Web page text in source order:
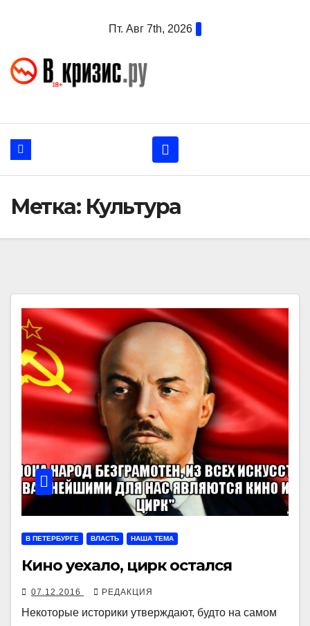
Пт. Авг 7th, 2026
Метка: Культура
В ПЕТЕРБУРГЕ ВЛАСТЬ НАША ТЕМА
Кино уехало, цирк остался
07.12.2016 РЕДАКЦИЯ
Некоторые историки утверждают, будто на самом